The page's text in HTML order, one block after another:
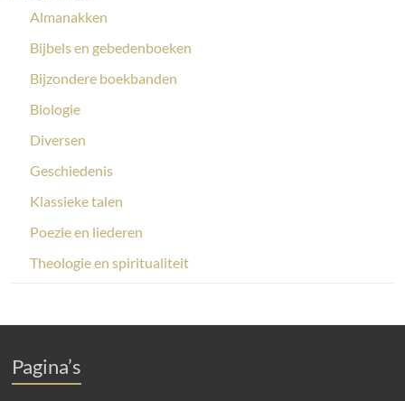
Almanakken
Bijbels en gebedenboeken
Bijzondere boekbanden
Biologie
Diversen
Geschiedenis
Klassieke talen
Poezie en liederen
Theologie en spiritualiteit
Pagina’s